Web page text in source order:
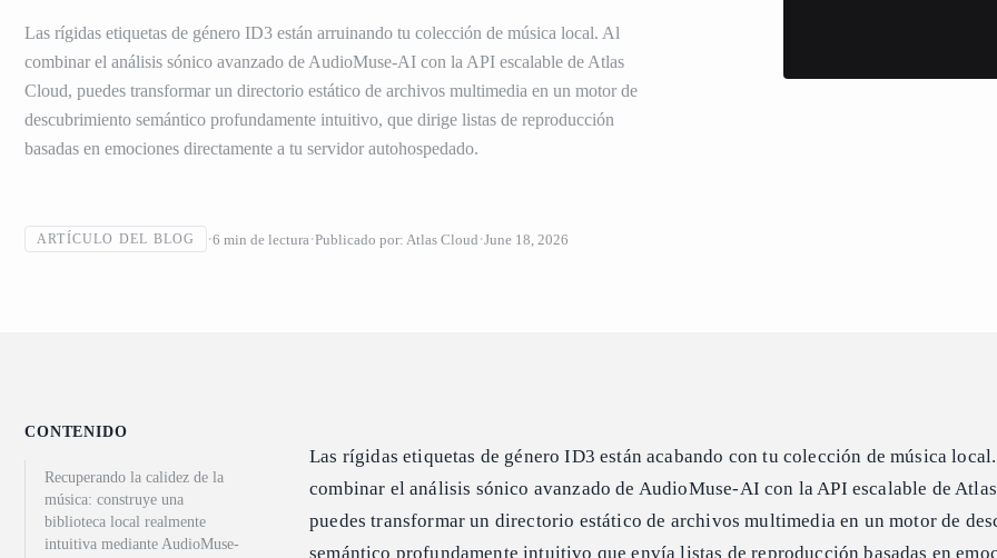
Las rígidas etiquetas de género ID3 están arruinando tu colección de música local. Al
combinar el análisis sónico avanzado de AudioMuse-AI con la API escalable de Atlas
Cloud, puedes transformar un directorio estático de archivos multimedia en un motor de
descubrimiento semántico profundamente intuitivo, que dirige listas de reproducción
basadas en emociones directamente a tu servidor autohospedado.
ARTÍCULO DEL BLOG 6 min de lectura Publicado por: Atlas Cloud June 18, 2026
CONTENIDO
Recuperando la calidez de la
música: construye una
biblioteca local realmente
intuitiva mediante AudioMuse-
Las rígidas etiquetas de género ID3 están acabando con tu colección de música
combinar el análisis sónico avanzado de AudioMuse-AI con la API escalable de
puedes transformar un directorio estático de archivos multimedia en un motor de
semántico profundamente intuitivo que envía listas de reproducción basadas en